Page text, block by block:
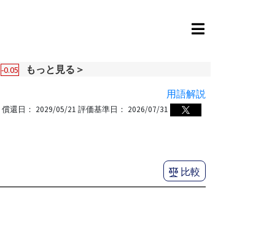
-0.05
もっと見る＞
用語解説
償還日： 2029/05/21 評価基準日： 2026/07/31
比較